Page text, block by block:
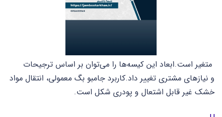
متغیر است.ابعاد این کیسه‌ها را می‌توان بر اساس ترجیحات
و نیازهای مشتری تغییر داد.کاربرد جامبو بگ معمولی، انتقال مواد
خشک غیر قابل اشتعال و پودری شکل است.